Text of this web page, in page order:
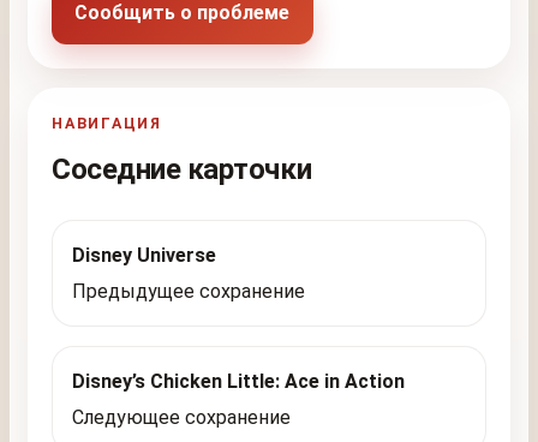
Сообщить о проблеме
НАВИГАЦИЯ
Соседние карточки
Disney Universe
Предыдущее сохранение
Disney’s Chicken Little: Ace in Action
Следующее сохранение